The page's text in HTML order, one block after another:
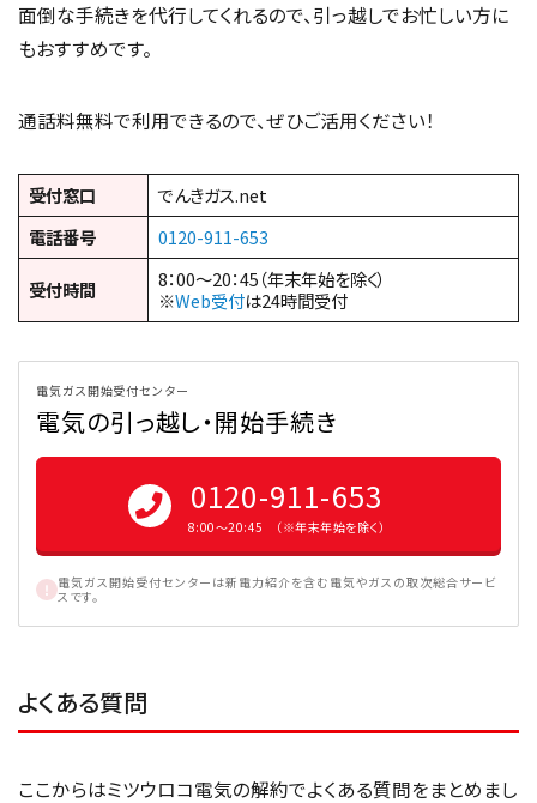
面倒な手続きを代行してくれるので、引っ越しでお忙しい方に
もおすすめです。
通話料無料で利用できるので、ぜひご活用ください！
受付窓口
でんきガス.net
電話番号
0120-911-653
受付時間
8：00～20：45（年末年始を除く）
※Web受付は24時間受付
電気ガス開始受付センター
電気の引っ越し・開始手続き
0120-911-653
8:00〜20:45 （※年末年始を除く）
電気ガス開始受付センターは新電力紹介を含む電気やガスの取次総合サービ
スです。
よくある質問
ここからはミツウロコ電気の解約でよくある質問をまとめまし